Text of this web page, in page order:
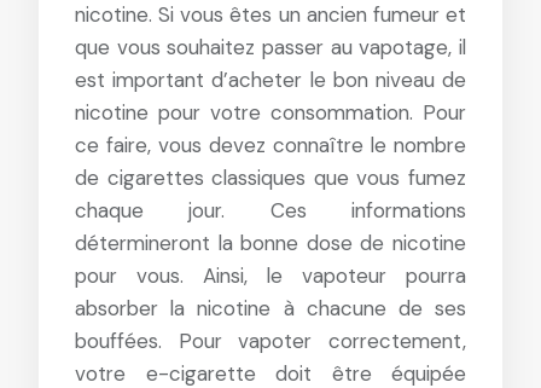
nicotine. Si vous êtes un ancien fumeur et
que vous souhaitez passer au vapotage, il
est important d’acheter le bon niveau de
nicotine pour votre consommation. Pour
ce faire, vous devez connaître le nombre
de cigarettes classiques que vous fumez
chaque jour. Ces informations
détermineront la bonne dose de nicotine
pour vous. Ainsi, le vapoteur pourra
absorber la nicotine à chacune de ses
bouffées. Pour vapoter correctement,
votre e-cigarette doit être équipée